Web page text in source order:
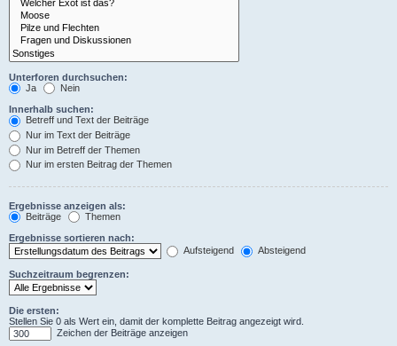
Unterforen durchsuchen:
Ja
Nein
Innerhalb suchen:
Betreff und Text der Beiträge
Nur im Text der Beiträge
Nur im Betreff der Themen
Nur im ersten Beitrag der Themen
Ergebnisse anzeigen als:
Beiträge
Themen
Ergebnisse sortieren nach:
Aufsteigend
Absteigend
Suchzeitraum begrenzen:
Die ersten:
Stellen Sie 0 als Wert ein, damit der komplette Beitrag angezeigt wird.
Zeichen der Beiträge anzeigen